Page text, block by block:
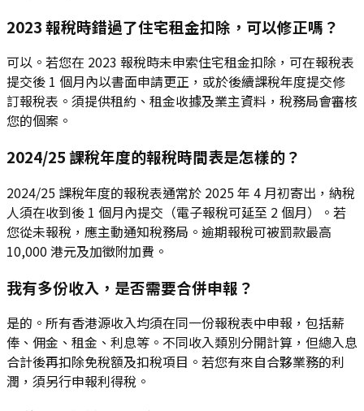
2023 報稅時錯過了住宅租金扣除，可以修正嗎？
可以。若您在 2023 報稅時未申索住宅租金扣除，可在報稅表
提交後 1 個月內以書面申請更正，或於後續課稅年度提交修
訂報稅表。須提供租約、租金收據及業主資料，稅務局會審核
您的個案。
2024/25 課稅年度的報稅時間表是怎樣的？
2024/25 課稅年度的報稅表通常於 2025 年 4 月初寄出，納稅
人須在收到後 1 個月內提交（電子報稅可延至 2 個月）。若
您從未報稅，應主動通知稅務局。逾期報稅可被罰款最高
10,000 港元及加徵附加費。
我有多份收入，是否需要合併申報？
是的。所有香港源收入均須在同一份報稅表中申報，包括薪
俸、佣金、租金、利息等。不同收入類別分開計算，但總入息
合計後再扣除免稅額及扣稅項目。若您有來自合夥業務的利
潤，須另行申報利得稅。